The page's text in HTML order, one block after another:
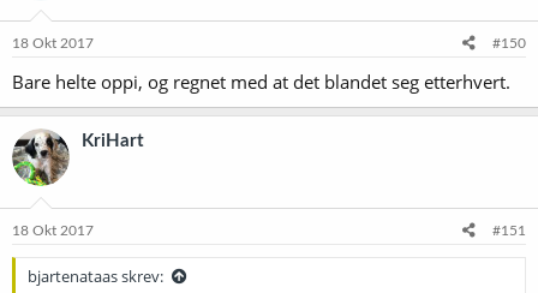
18 Okt 2017 #150
Bare helte oppi, og regnet med at det blandet seg etterhvert.
KriHart
18 Okt 2017 #151
bjartenataas skrev: